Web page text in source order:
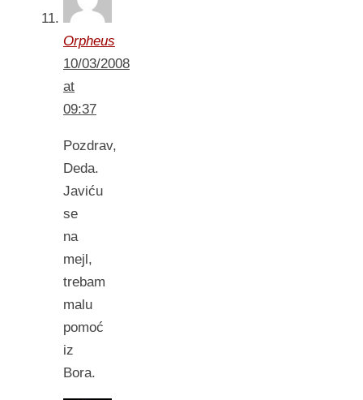
Orpheus
10/03/2008
at
09:37
Pozdrav,
Deda.
Javiću
se
na
mejl,
trebam
malu
pomoć
iz
Bora.